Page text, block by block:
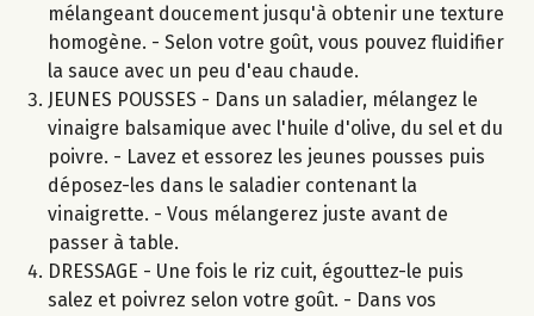
mélangeant doucement jusqu'à obtenir une texture
homogène. - Selon votre goût, vous pouvez fluidifier
la sauce avec un peu d'eau chaude.
JEUNES POUSSES - Dans un saladier, mélangez le
vinaigre balsamique avec l'huile d'olive, du sel et du
poivre. - Lavez et essorez les jeunes pousses puis
déposez-les dans le saladier contenant la
vinaigrette. - Vous mélangerez juste avant de
passer à table.
DRESSAGE - Une fois le riz cuit, égouttez-le puis
salez et poivrez selon votre goût. - Dans vos